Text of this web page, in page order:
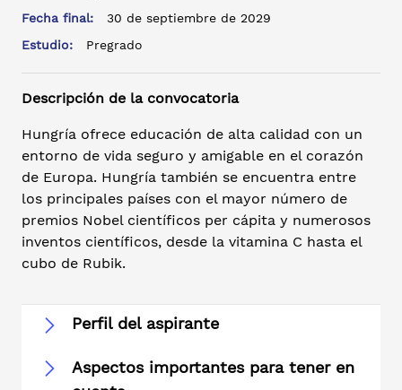
Fecha final:
30 de septiembre de 2029
Estudio:
Pregrado
Descripción de la convocatoria
Hungría ofrece educación de alta calidad con un
entorno de vida seguro y amigable en el corazón
de Europa. Hungría también se encuentra entre
los principales países con el mayor número de
premios Nobel científicos per cápita y numerosos
inventos científicos, desde la vitamina C hasta el
cubo de Rubik.
Perfil del aspirante
Aspectos importantes para tener en